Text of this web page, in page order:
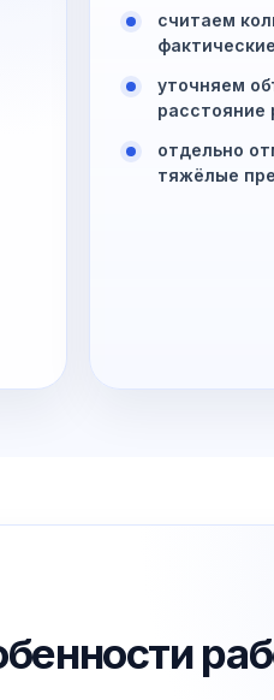
считаем
уточняем
расстояние
отдельно
тяжёлые